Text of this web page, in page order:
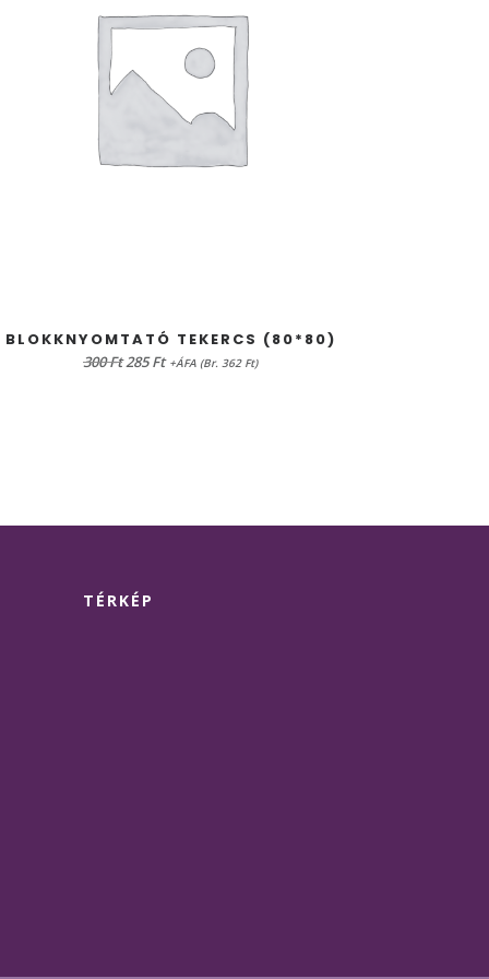
KOSÁRBA TESZEM
BLOKKNYOMTATÓ TEKERCS (80*80)
300Ft Original
285FtCurrent
+ÁFA (Br. 362 Ft)
TÉRKÉP